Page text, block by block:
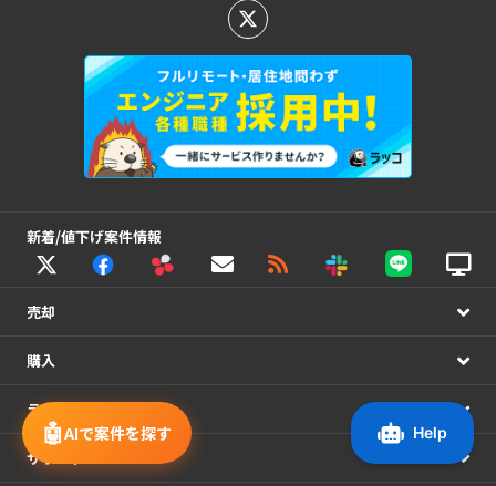
🤖AIで案件を探す
新着/値下げ案件情報
売却
購入
ラッコM&A
サポート